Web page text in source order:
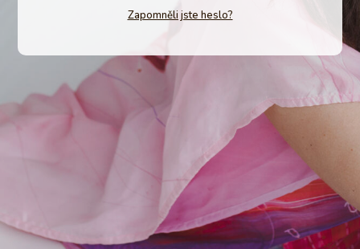
Zapomněli jste heslo?